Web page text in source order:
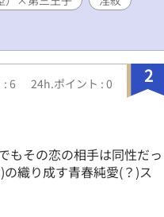
ュリアスだった頃の記憶
ス殿下の仰せのままに…」
……？なんで？ ーー ラン
ました。楽しみです。 追
はずじゃなかった！もっ
書きたいところを書いて
味のある作品になってい
記……順番変わりました
2
: 6 24h.ポイント : 0
もその恋の相手は同性だっ
織り成す青春純愛(？)ス